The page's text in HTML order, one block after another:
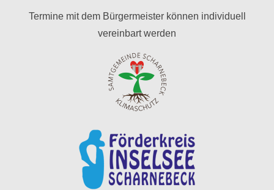
Termine mit dem Bürgermeister können individuell
vereinbart werden